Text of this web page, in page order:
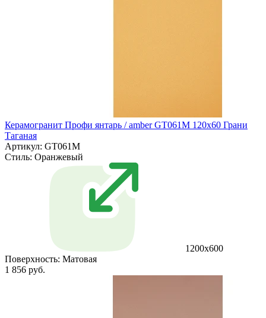
Керамогранит Профи янтарь / amber GT061M 120х60 Грани
Таганая
Артикул: GT061M
Стиль: Оранжевый
1200х600
Поверхность: Матовая
1 856 руб.